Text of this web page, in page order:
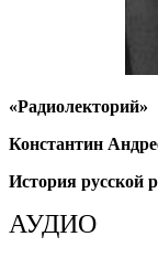
«Радиолекторий»
Константин
История русской
АУДИО